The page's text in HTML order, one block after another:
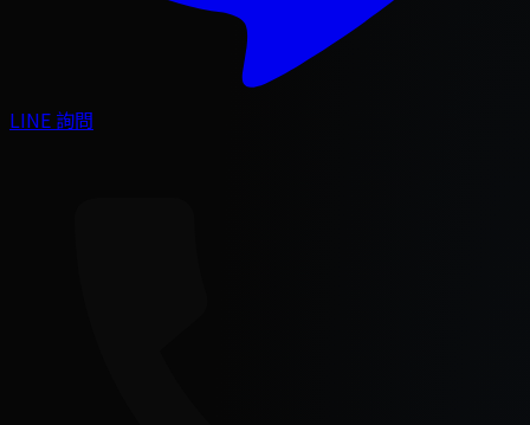
LINE 詢問